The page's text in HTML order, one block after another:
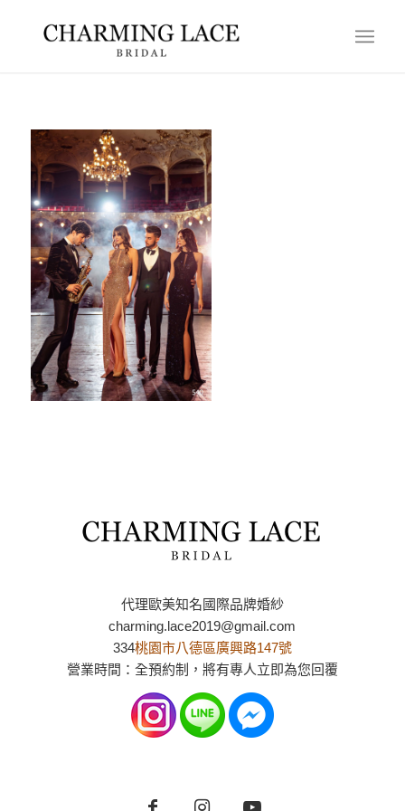
代理歐美知名國際品牌婚紗
charming.lace2019@gmail.com
334桃園市八德區廣興路147號
營業時間：全預約制，將有專人立即為您回覆